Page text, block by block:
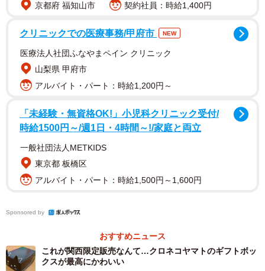
ver.」なる商品。全長約1メートルとなかなかインパクトの
あるビッグサイズでスイッチを押すだけで上から水が流
れ、循環し、流しそうめん気分を味わえる。
阪神戦の観戦にぴったりのタイガースビッグハンディファン
京都府 福知山市
契約社員：時給1,400円
クリニックでの医療事務/甲府市 NEW
医療法人社団ふなやまペイン クリニック
山梨県 甲府市
アルバイト・パート：時給1,200円～
「未経験・無資格OK!」小児科クリニック受付/
時給1500円～/週1日・4時間～!/家庭と両立
一般社団法人METKIDS
東京都 板橋区
アルバイト・パート：時給1,500円～1,600円
Sponsored by
おすすめニュース
これが関西限定販売なんて…クロネコヤマトのギフトボッ
クスが最高にかわいい